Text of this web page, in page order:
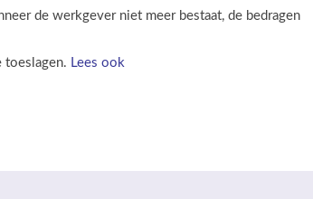
de werkgever niet meer bestaat, de bedragen
toeslagen. Lees ook